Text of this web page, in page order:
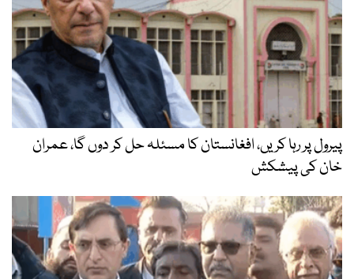
پیرول پر رہا کریں، افغانستان کا مسئلہ حل کر دوں گا، عمران
خان کی پیشکش